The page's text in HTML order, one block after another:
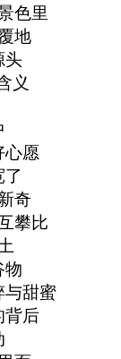
色里
地
头
义
心愿
奇
攀比
物
与甜蜜
背后